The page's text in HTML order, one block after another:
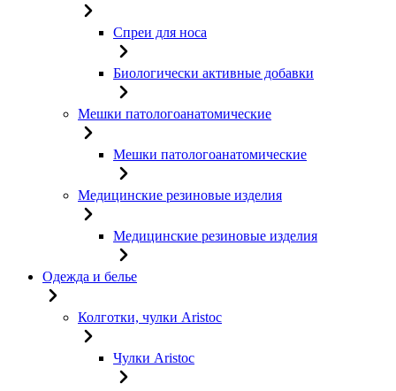
Спреи для носа
Биологически активные добавки
Мешки патологоанатомические
Мешки патологоанатомические
Медицинские резиновые изделия
Медицинские резиновые изделия
Одежда и белье
Колготки, чулки Aristoc
Чулки Aristoc